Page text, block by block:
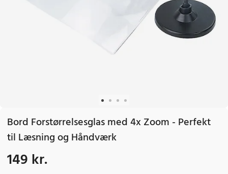
Bord Forstørrelsesglas med 4x Zoom - Perfekt
til Læsning og Håndværk
Pris:149 kr.
149 kr.